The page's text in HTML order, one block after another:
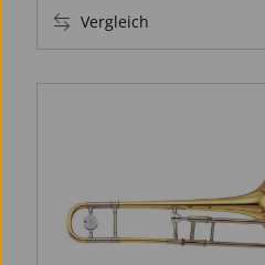
Vergleich